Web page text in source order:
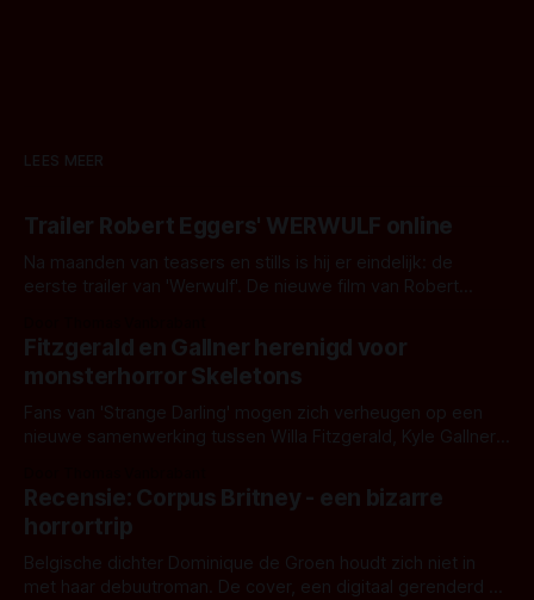
LEES MEER
Trailer Robert Eggers' WERWULF online
Na maanden van teasers en stills is hij er eindelijk: de
eerste trailer van 'Werwulf'. De nieuwe film van Robert
kille stijl vol folklore en mythe. Het topic deze keer is (kon
het het al raden?)... de weerwolf. Kijk je mee?
Fitzgerald en Gallner herenigd voor
monsterhorror Skeletons
Fans van 'Strange Darling' mogen zich verheugen op een
nieuwe samenwerking tussen Willa Fitzgerald, Kyle Gallner
'Skeletons', een nieuwe creature feature waarvoor de
opnames zijn gestart in Australië.
Recensie: Corpus Britney - een bizarre
horrortrip
Belgische dichter Dominique de Groen houdt zich niet in
met haar debuutroman. De cover, een digitaal gerenderd en